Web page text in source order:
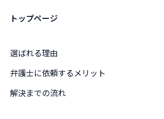
トップページ
選ばれる理由
弁護士に依頼するメリット
解決までの流れ